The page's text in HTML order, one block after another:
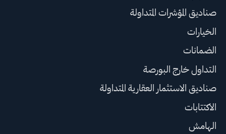
صناديق المؤشرات المتداولة
الخيارات
الضمانات
التداول خارج البورصة
صناديق الاستثمار العقارية المتداولة
الاكتتابات
الهامش